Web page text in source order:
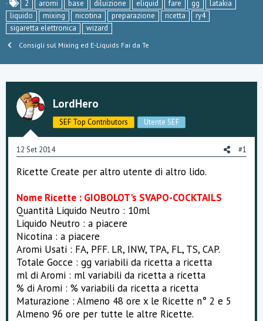
r
e
a
t
c
u
s
n
a
t
a
d
i
2
aromi base diluizione eliquid fare gg
latakia
liquido
mixing nicotina preparazione ricetta
ry4
sigaretta elettronica
wizard
Consigli sul Mixing ed E-Liquids Fai da Te
LordHero
SEF Top Contributors Utente SEF
12 Set 2014 #1
Ricette Create per altro utente di altro lido.
Nome Ricette : GIOBOLOT's SVAPO-COCKTAILS
Quantità Liquido Neutro : 10ml
Liquido Neutro : a piacere
Nicotina : a piacere
Aromi Usati : FA, PFF. LR, INW, TPA, FL, TS, CAP.
Totale Gocce : gg variabili da ricetta a ricetta
ml di Aromi : ml variabili da ricetta a ricetta
% di Aromi : % variabili da ricetta a ricetta
Maturazione : Almeno 48 ore x le Ricette n° 2 e 5
Almeno 96 ore per tutte le altre Ricette.